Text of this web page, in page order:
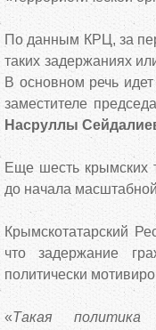
По данным КРЦ, за
таких задержаниях
В основном речь
заместителе
Насруллы
Еще шесть крымских
до начала
Крымскотатарский
что задержание
политически
«Такая политика